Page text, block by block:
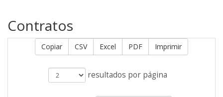
Contratos
Copiar CSV Excel PDF Imprimir
resultados por página